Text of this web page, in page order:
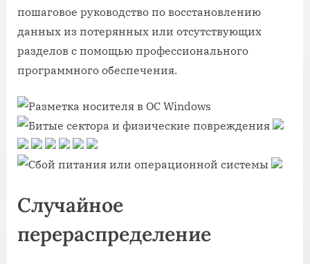
пошаговое руководство по восстановлению
данных из потерянных или отсутствующих
разделов с помощью профессионального
программного обеспечения.
Случайное
перераспределение